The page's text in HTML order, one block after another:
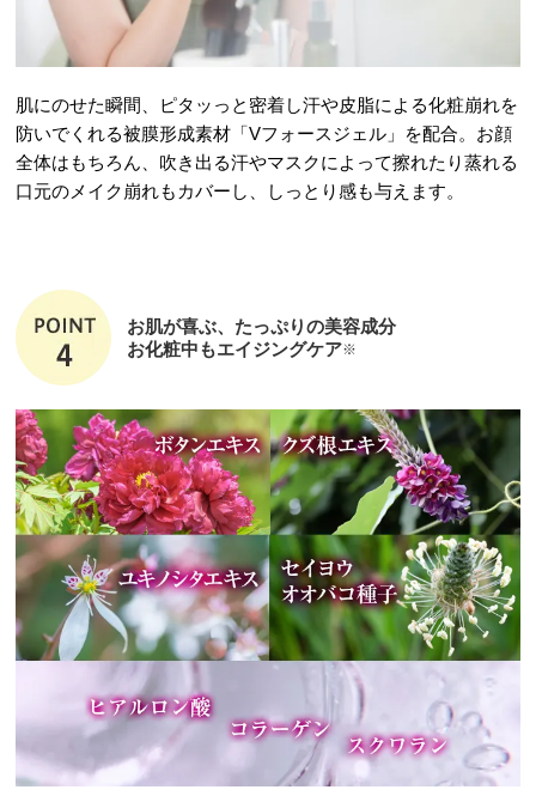
肌にのせた瞬間、ピタッっと密着し汗や皮脂による化粧崩れを
防いでくれる被膜形成素材「Vフォースジェル」を配合。お顔
全体はもちろん、吹き出る汗やマスクによって擦れたり蒸れる
口元のメイク崩れもカバーし、しっとり感も与えます。
お肌が喜ぶ、たっぷりの美容成分
お化粧中もエイジングケア※